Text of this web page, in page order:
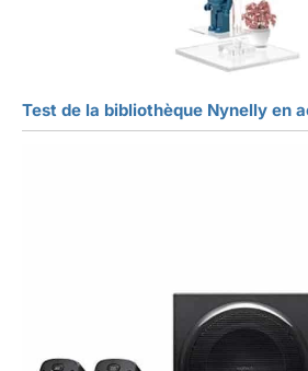
Test de la bibliothèque Nynelly en